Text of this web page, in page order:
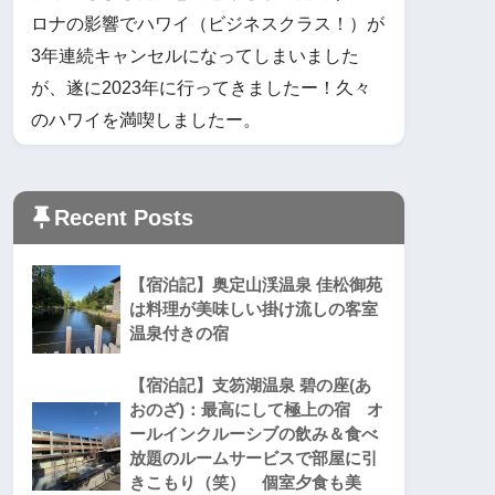
ロナの影響でハワイ（ビジネスクラス！）が
3年連続キャンセルになってしまいました
が、遂に2023年に行ってきましたー！久々
のハワイを満喫しましたー。
Recent Posts
【宿泊記】奥定山渓温泉 佳松御苑
は料理が美味しい掛け流しの客室
温泉付きの宿
【宿泊記】支笏湖温泉 碧の座(あ
おのざ)：最高にして極上の宿 オ
ールインクルーシブの飲み＆食べ
放題のルームサービスで部屋に引
きこもり（笑） 個室夕食も美